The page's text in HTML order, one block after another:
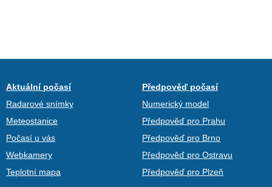
Aktuální počasí
Radarové snímky
Meteostanice
Počasí u vás
Webkamery
Teplotní mapa
Předpověď počasí
Numerický model
Předpověď pro Prahu
Předpověď pro Brno
Předpověď pro Ostravu
Předpověď pro Plzeň